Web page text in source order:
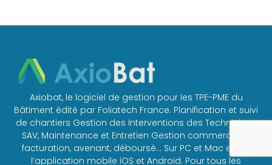
Axiobat, le logiciel de gestion pour les TPE-PME du
Bâtiment édité par Foliatech France. Planification et suivi
de chantiers Gestion des Interventions des Techniciens
SAV, Maintenance et Entretien Gestion commerciale :
facturation, avenant, déboursé… Sur PC et Mac et sur
l’application mobile iOS et Android. Pour tous les